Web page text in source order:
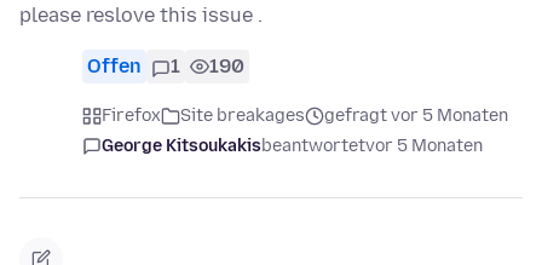
please reslove this issue .
Offen 1 190
Firefox Site breakages
gefragt vor 5 Monaten
George Kitsoukakisbeantwortetvor 5 Monaten